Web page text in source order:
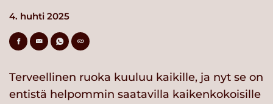
4. huhti 2025
Terveellinen ruoka kuuluu kaikille, ja nyt se on
entistä helpommin saatavilla kaikenkokoisille